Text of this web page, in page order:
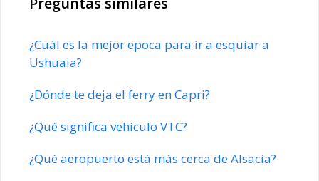
¿Cuál es la mejor epoca para ir a esquiar a
Ushuaia?
¿Dónde te deja el ferry en Capri?
¿Qué significa vehículo VTC?
¿Qué aeropuerto está más cerca de Alsacia?